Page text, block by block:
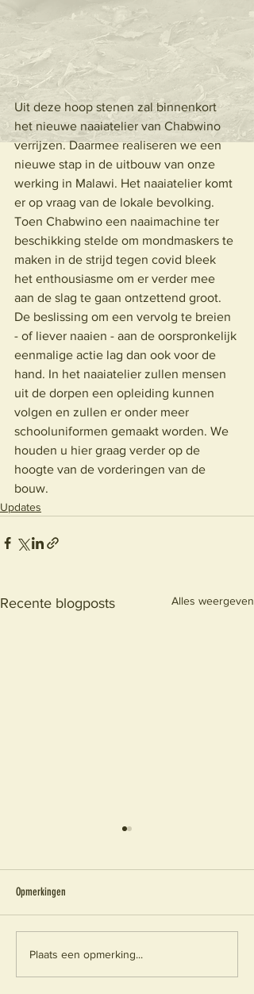
Uit deze hoop stenen zal binnenkort
het nieuwe naaiatelier van Chabwino
verrijzen. Daarmee realiseren we een
nieuwe stap in de uitbouw van onze
werking in Malawi. Het naaiatelier komt
er op vraag van de lokale bevolking.
Toen Chabwino een naaimachine ter
beschikking stelde om mondmaskers te
maken in de strijd tegen covid bleek
het enthousiasme om er verder mee
aan de slag te gaan ontzettend groot.
De beslissing om een vervolg te breien
- of liever naaien - aan de oorspronkelijk
eenmalige actie lag dan ook voor de
hand. In het naaiatelier zullen mensen
uit de dorpen een opleiding kunnen
volgen en zullen er onder meer
schooluniformen gemaakt worden. We
houden u hier graag verder op de
hoogte van de vorderingen van de
bouw.
Updates
Recente blogposts Alles weergeven
Opmerkingen
Plaats een opmerking...